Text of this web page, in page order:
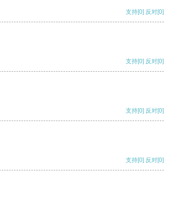
支持[0] 反对[0]
支持[0] 反对[0]
支持[0] 反对[0]
支持[0] 反对[0]